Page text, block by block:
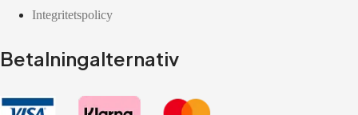
Integritetspolicy
Betalningalternativ